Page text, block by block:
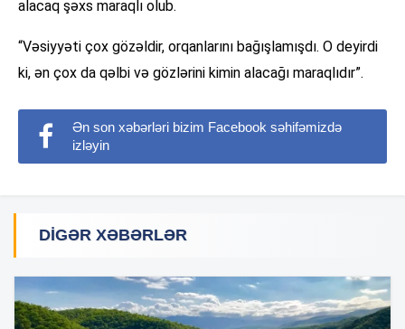
alacaq şəxs maraqlı olub.
“Vəsiyyəti çox gözəldir, orqanlarını bağışlamışdı. O deyirdi
ki, ən çox da qəlbi və gözlərini kimin alacağı maraqlıdır”.
Ən son xəbərləri bizim Facebook səhifəmizdə
izləyin
DIGƏR XƏBƏRLƏR